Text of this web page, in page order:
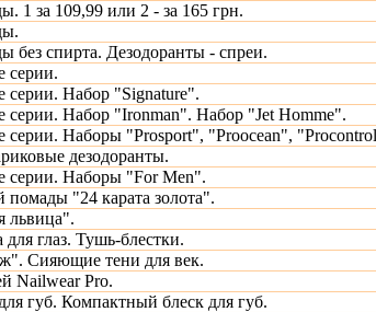
1 за 109,99 или 2 - за 165 грн.
без спирта. Дезодоранты - спреи.
серии.
Набор "Signature".
Набор "Ironman". Набор "Jet Homme".
Наборы "Prosport", "Proocean",
дезодоранты.
Наборы "For Men".
помады "24 карата золота".
львица".
глаз. Тушь-блестки.
Сияющие тени для век.
Nailwear Pro.
губ. Компактный блеск для губ.